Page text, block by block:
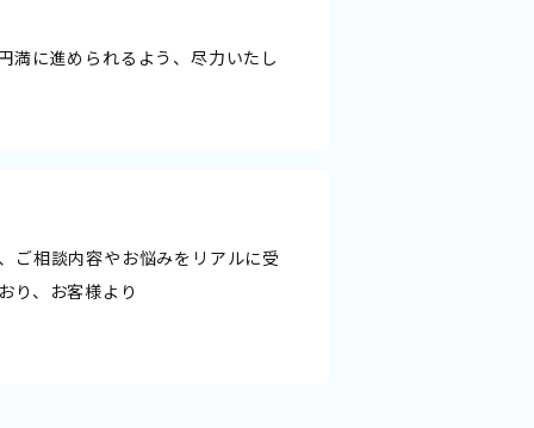
満に進められるよう、尽力いたし
ご相談内容やお悩みをリアルに受
り、お客様より